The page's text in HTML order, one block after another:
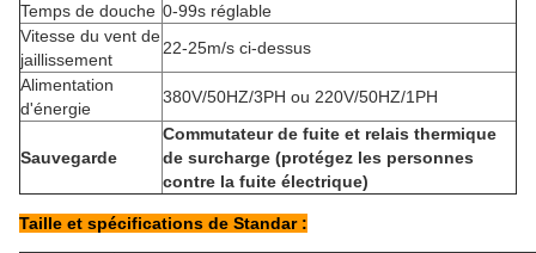
Temps de douche 0-99s réglable
Vitesse du vent de
jaillissement
22-25m/s ci-dessus
Alimentation
d'énergie
380V/50HZ/3PH ou 220V/50HZ/1PH
Sauvegarde
Commutateur de fuite et relais thermique
de surcharge (protégez les personnes
contre la fuite électrique)
Taille et spécifications de Standar :